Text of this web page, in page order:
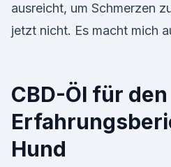
ausreicht, um Schmerzen
jetzt nicht. Es macht mich
CBD-Öl für den
Hund